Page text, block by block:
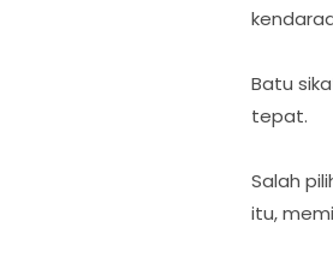
Batu
tepat.
Salah
itu,